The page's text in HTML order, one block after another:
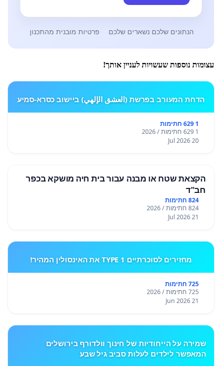
הנתונים שלכם נשארים שלכם פרטיות מובנית מהתכנון
עצומות נוספות שעשויות לעניין אותך!
הדחת המעורב בפרשת (العشق الإلهي) ביישוב כסרא-סמיע
1 629 חתימות
1 629 חתימות / 2026
20 Jul 2026
הקצאת שטח או מבנה עבור בית חיה מושקא בכפר
חב"ד
824 חתימות
824 חתימות / 2026
21 Jul 2026
מחזירים לסוכרתיים TYPE 1 את האינסולין המהיר!
725 חתימות
725 חתימות / 2026
21 Jun 2026
שמירה על הייחודיות של חינוך וולדורף בירושלים
המאפשר לילדים לעלות סביב גיל שבע